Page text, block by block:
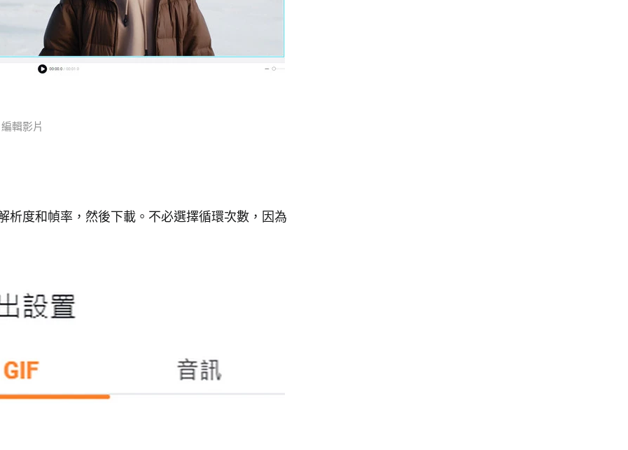
編輯影片
析度和幀率，然後下載。不必選擇循環次數，因為